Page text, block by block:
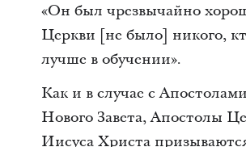
«Он был чрезвычайно
Церкви [не было] никого,
лучше в обучении».
Как и в случае с
Нового Завета, Апостолы
Иисуса Христа